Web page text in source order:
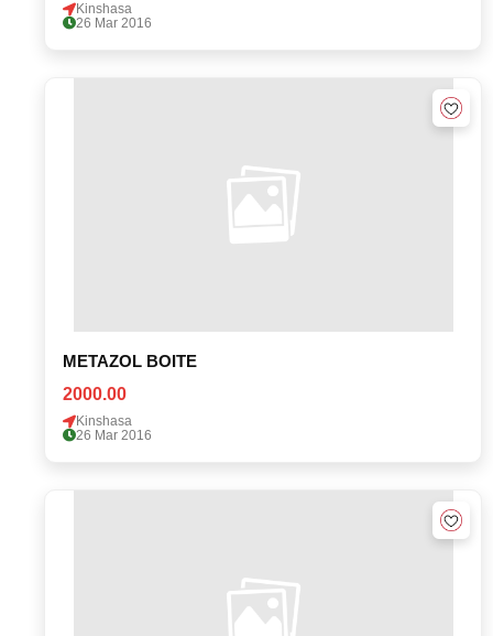
Kinshasa
26 Mar 2016
METAZOL BOITE
2000.00
Kinshasa
26 Mar 2016